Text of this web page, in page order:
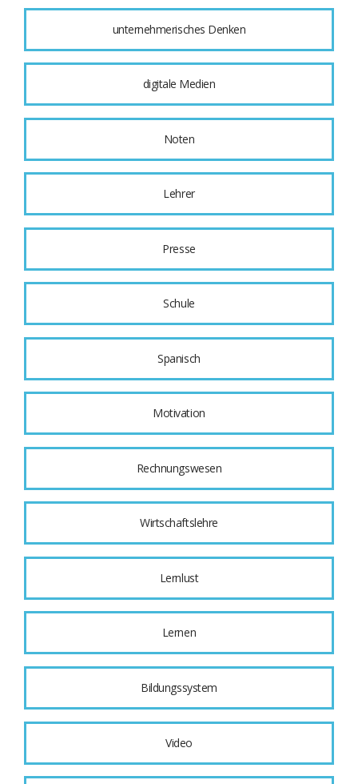
unternehmerisches Denken
digitale Medien
Noten
Lehrer
Presse
Schule
Spanisch
Motivation
Rechnungswesen
Wirtschaftslehre
Lernlust
Lernen
Bildungssystem
Video